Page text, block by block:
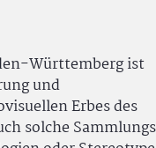
Württemberg ist
und
Erbes des
solche